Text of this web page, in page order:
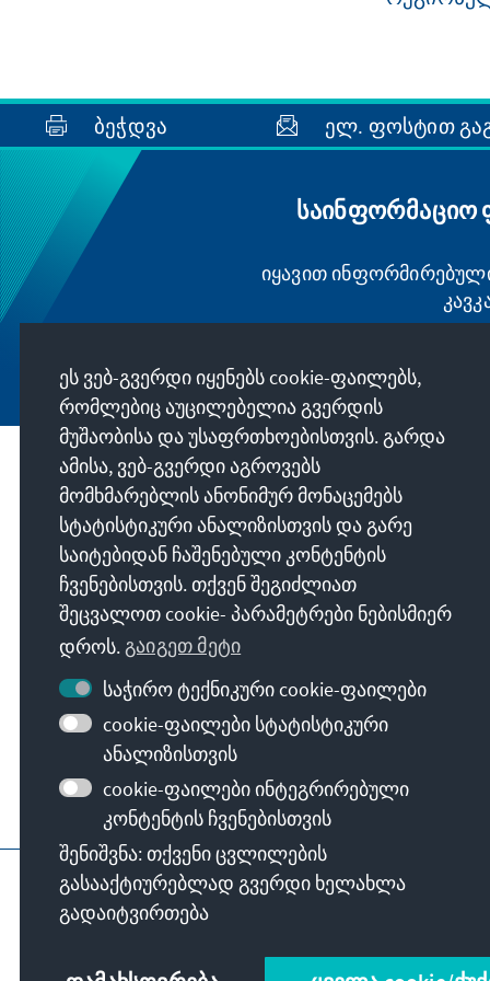
ბეჭდვა ელ. ფოსტით
საინფორმაციო
იყავით
მისამართი
კონრად ადენაუერის ფონდი რ.კ.
რეგიონული პროგრამა პოლიტიკური
დიალოგი სამხრეთ კავკასია
თამარ ჭოველიძის ქუჩა 4
0108თბილისი
საქართველო
ფონდის მთავარი გვერდი იმპრესუმი
ეს ვებ-გვერდი იყენებს cookie-ფაილებს,
რომლებიც აუცილებელია გვერდის
მუშაობისა და უსაფრთხოებისთვის. გარდა
ამისა, ვებ-გვერდი აგროვებს
მომხმარებლის ანონიმურ მონაცემებს
სტატისტიკური ანალიზისთვის და გარე
საიტებიდან ჩაშენებული კონტენტის
ჩვენებისთვის. თქვენ შეგიძლიათ
შეცვალოთ cookie- პარამეტრები ნებისმიერ
დროს.გაიგეთ მეტი
საჭირო ტექნიკური cookie-ფაილები
cookie-ფაილები სტატისტიკური
ანალიზისთვის
cookie-ფაილები ინტეგრირებული
კონტენტის ჩვენებისთვის
შენიშვნა: თქვენი ცვლილების
გასააქტიურებლად გვერდი ხელახლა
გადაიტვირთება